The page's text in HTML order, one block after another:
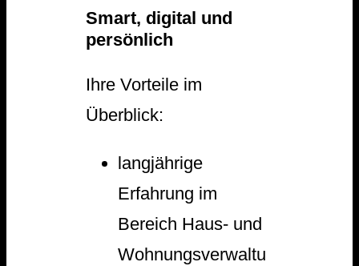
Smart, digital und
persönlich
Ihre Vorteile im
Überblick:
langjährige
Erfahrung im
Bereich Haus- und
Wohnungsverwaltu